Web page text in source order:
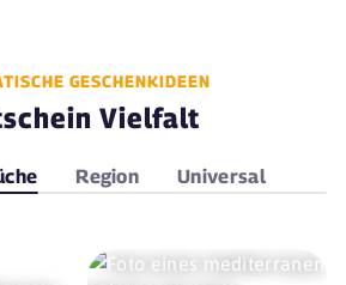
GESCHENKIDEEN
Vielfalt
Region Universal